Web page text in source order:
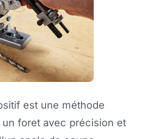
est une méthode
foret avec précision et